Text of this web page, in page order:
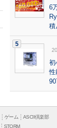
6
積
5
初
性
ゲーム
ASCII倶楽部
STORM